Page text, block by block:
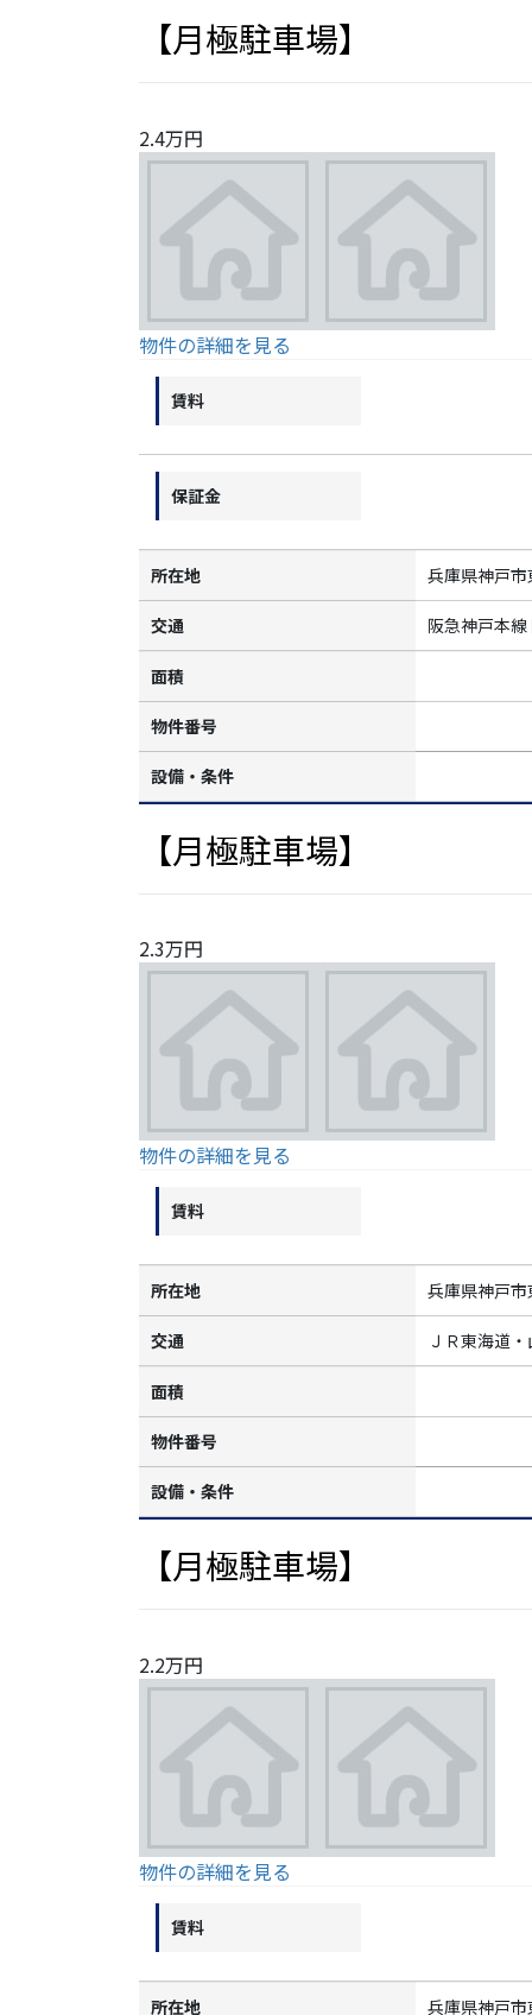
【月極駐車場】
2.4万円
物件の詳細を見る
賃料
保証金
所在地 兵庫県神戸
交通 阪急神戸本線
面積
物件番号
設備・条件
【月極駐車場】
2.3万円
物件の詳細を見る
賃料
所在地 兵庫県神戸
交通 ＪＲ東海道
面積
物件番号
設備・条件
【月極駐車場】
2.2万円
物件の詳細を見る
賃料
所在地 兵庫県神戸